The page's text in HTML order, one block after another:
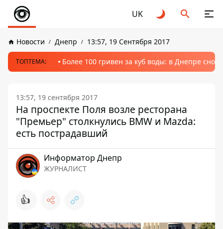
UK
Новости Днепр 13:57, 19 Сентября 2017
ТОПТЕМА: Более 100 гривен за куб воды: в Днепре
13:57, 19 сентября 2017
На проспекте Поля возле ресторана
"Премьер" столкнулись BMW и Mazda:
есть пострадавший
Информатор Днепр
ЖУРНАЛИСТ
👍